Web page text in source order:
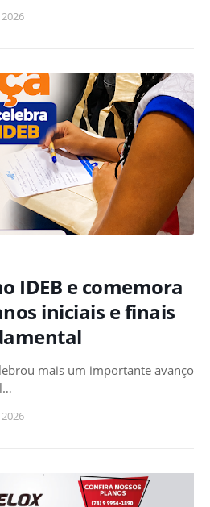
IDEB e comemora
iniciais e finais
mais um importante avanço